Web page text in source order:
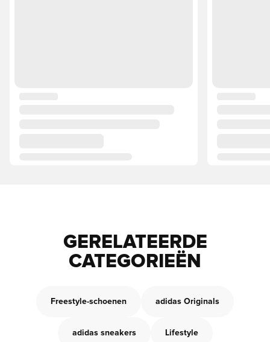
GERELATEERDE
CATEGORIEËN
Freestyle-schoenen adidas Originals
adidas sneakers Lifestyle